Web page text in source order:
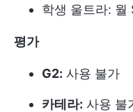
학생 울트라: 월
평가
G2: 사용 불가
카테라: 사용 불